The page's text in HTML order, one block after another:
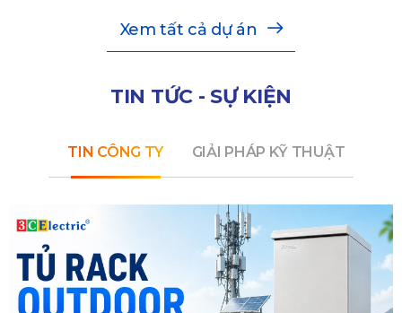
Xem tất cả dự án
TIN TỨC - SỰ KIỆN
TIN CÔNG TY GIẢI PHÁP KỸ THUẬT